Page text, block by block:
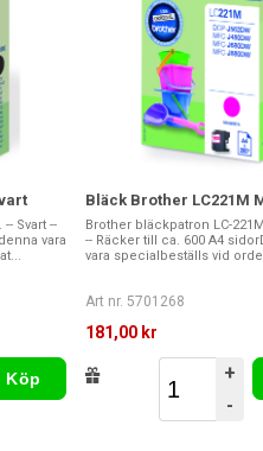
Svart --
vara
Köp
Bläck Brother LC221M
Brother bläckpatron LC-
-- Räcker till ca. 600 A4
vara specialbeställs vid
Art nr. 5701268
181,00 kr
+
-